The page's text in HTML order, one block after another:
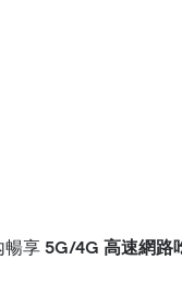
暢享 5G/4G 高速網路